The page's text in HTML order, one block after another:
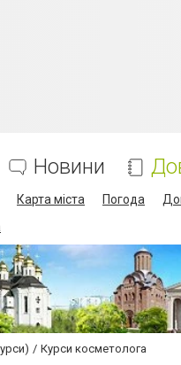
Новини
Карта міста Погода
Курси косметолога